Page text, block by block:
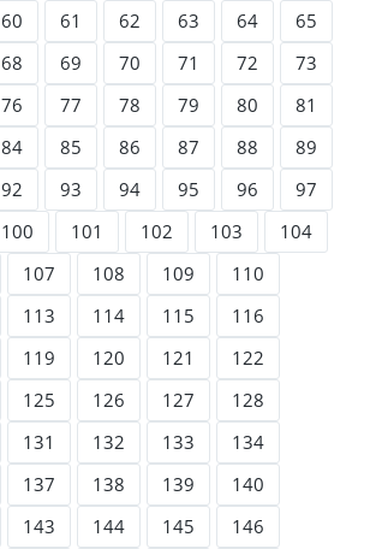
60 61 62 63 64
65
68 69 70 71 72
73
76 77 78 79 80
81
84 85 86 87 88
89
92 93 94 95 96
97
100 101 102 103
104
107 108 109
110
113 114 115
116
119 120 121
122
125 126 127
128
131 132 133
134
137 138 139
140
143 144 145
146